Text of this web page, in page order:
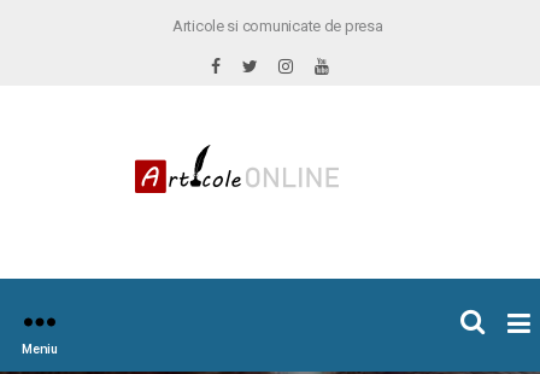
Articole si comunicate de presa
Meniu